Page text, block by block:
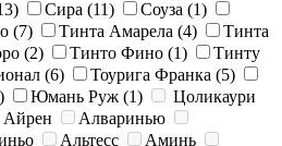
Сира (11) Соуза (1)
(7) Тинта Амарела (4)
Тинта
(2) Тинто Фино (1)
Тинту
(6) Тоурига Франка (5)
Юмань Руж (1)
Цоликаури
Айрен
Алваринью
Альтесс
Аминь